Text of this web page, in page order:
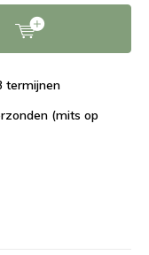
termijnen
(mits op